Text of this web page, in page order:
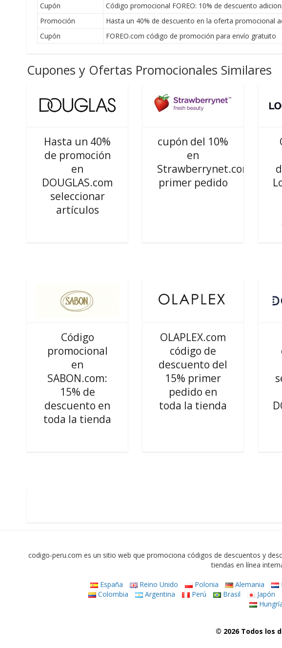
Cupón
Código promocional FOREO: 10% de descuento
Promoción
Hasta un 40% de descuento en la oferta promocional
Cupón
FOREO.com código de promoción para envío gratuito
Cupones y Ofertas Promocionales Similares
Hasta un 40%
de promoción
en
DOUGLAS.com
seleccionar
artículos
cupón del 10%
en
Strawberrynet.com
primer pedido
Código
promocional
en
SABON.com:
15% de
descuento en
toda la tienda
OLAPLEX.com
código de
descuento del
15% primer
pedido en
toda la tienda
codigo-peru.com es un sitio web que promociona códigos de descuentos y
tiendas en línea
España Reino Unido Polonia Alemania
Colombia
Argentina Perú Brasil Japón
© 2026 Todos los